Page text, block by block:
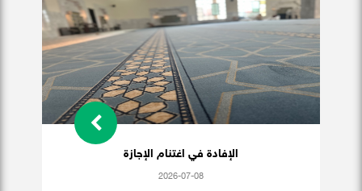
الإفادة في اغتنام الإجازة
2026-07-08